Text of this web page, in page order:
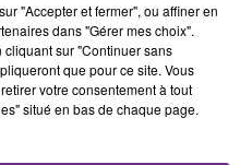
"Accepter et fermer", ou affiner en
dans "Gérer mes choix".
sur "Continuer sans
que pour ce site. Vous
votre consentement à tout
situé en bas de chaque page.